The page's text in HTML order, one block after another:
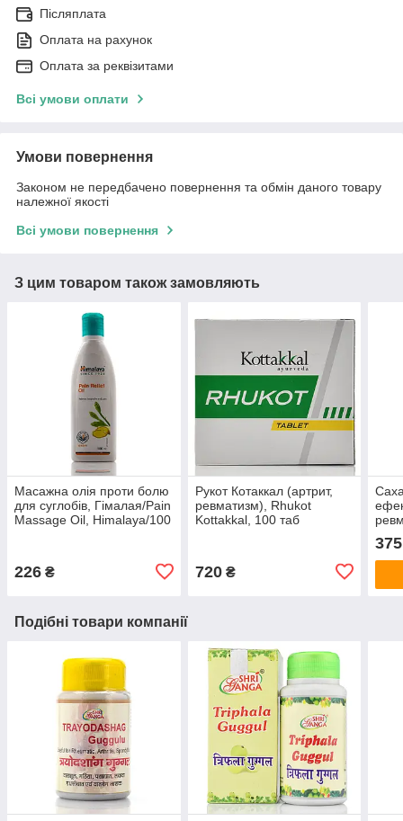
Післяплата
Оплата на рахунок
Оплата за реквізитами
Всі умови оплати
Умови повернення
Законом не передбачено повернення та обмін даного товару
належної якості
Всі умови повернення
З цим товаром також замовляють
Масажна олія проти болю
для суглобів, Гімалая/Pain
Massage Oil, Himalaya/100
226 ₴
Рукот Котаккал (артрит,
ревматизм), Rhukot
Kottakkal, 100 таб
720₴
375
Подібні товари компанії